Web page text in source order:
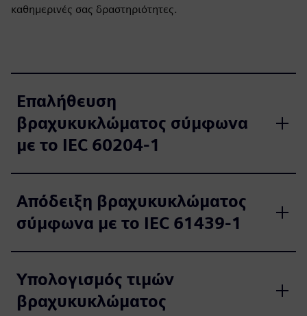
καθημερινές σας δραστηριότητες.
Επαλήθευση
βραχυκυκλώματος σύμφωνα
με το IEC 60204-1
Απόδειξη βραχυκυκλώματος
σύμφωνα με το IEC 61439‑1
Υπολογισμός τιμών
βραχυκυκλώματος